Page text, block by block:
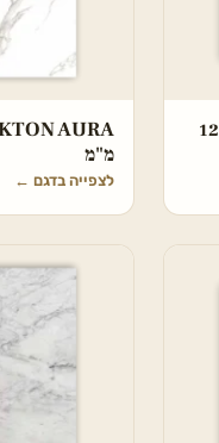
DEKTON AURA דקטון אורה בעובי 12
מ"מ
לצפייה בדגם ←